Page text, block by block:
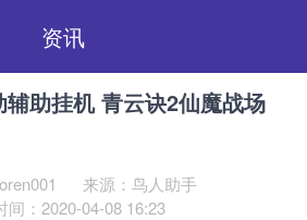
资讯
助挂机 青云诀2仙魔战场
来源：鸟人助手
间：2020-04-08 16:23